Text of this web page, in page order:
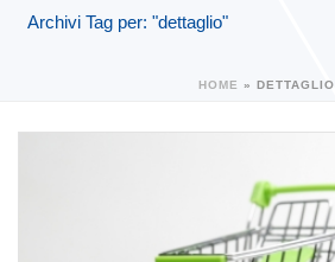
Archivi Tag per: "dettaglio"
HOME » DETTAGLIO